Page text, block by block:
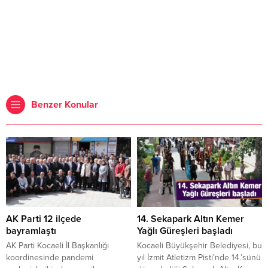
Benzer Konular
AK Parti 12 ilçede
bayramlaştı
AK Parti Kocaeli İl Başkanlığı
koordinesinde pandemi
14. Sekapark Altın Kemer
Yağlı Güreşleri başladı
Kocaeli Büyükşehir Belediyesi, bu
yıl İzmit Atletizm Pisti’nde 14.’sünü